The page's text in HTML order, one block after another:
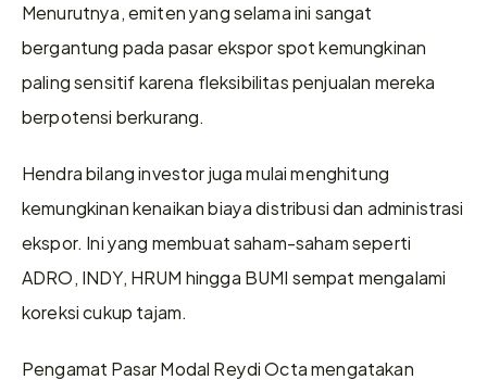
Menurutnya, emiten yang selama ini sangat
bergantung pada pasar ekspor spot kemungkinan
paling sensitif karena fleksibilitas penjualan mereka
berpotensi berkurang.
Hendra bilang investor juga mulai menghitung
kemungkinan kenaikan biaya distribusi dan administrasi
ekspor. Ini yang membuat saham-saham seperti
ADRO, INDY, HRUM hingga BUMI sempat mengalami
koreksi cukup tajam.
Pengamat Pasar Modal Reydi Octa mengatakan